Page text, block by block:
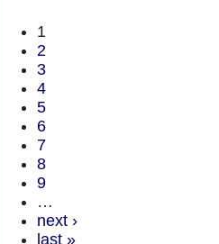
1
2
3
4
5
6
7
8
9
…
next ›
last »